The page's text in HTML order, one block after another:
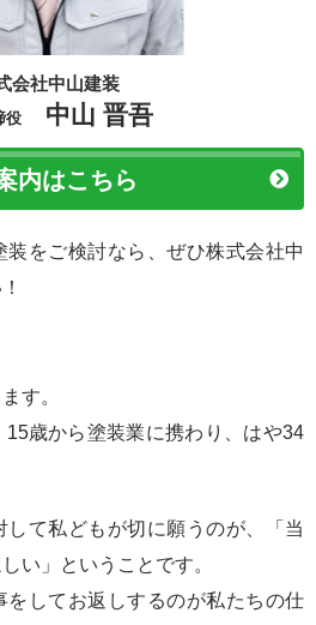
会社中山建装
役 中山 晋吾
内はこちら
装をご検討なら、ぜひ株式会社中
す。
歳から塗装業に携わり、はや34
て私どもが切に願うのが、「当
い」ということです。
をしてお返しするのが私たちの仕